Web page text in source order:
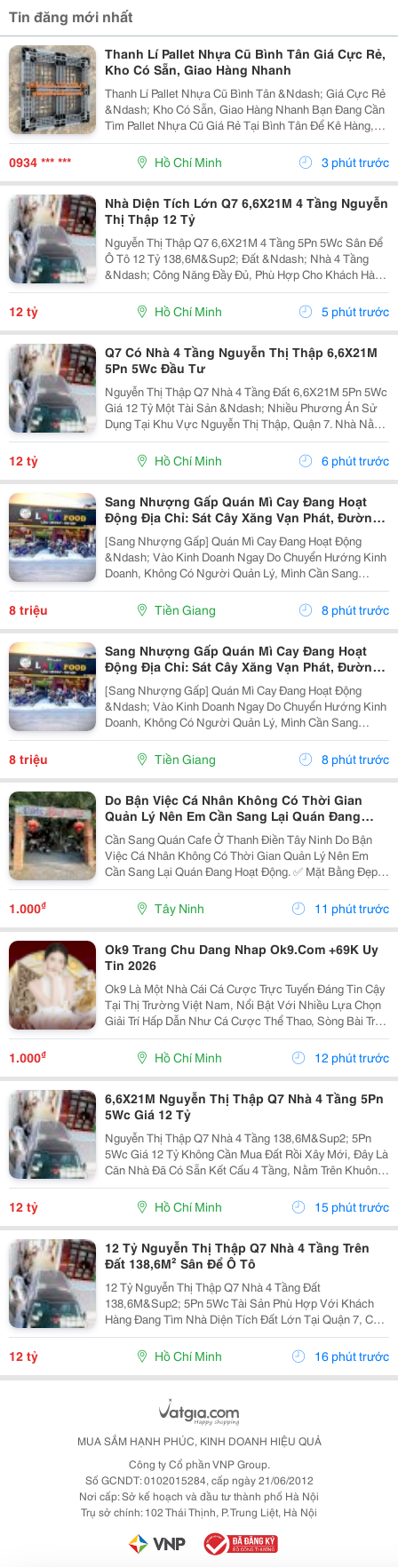
Tin đăng mới nhất
Thanh Lí Pallet Nhựa Cũ Bình Tân Giá Cực Rẻ,
Kho Có Sẵn, Giao Hàng Nhanh
Thanh Lí Pallet Nhựa Cũ Bình Tân &Ndash; Giá Cực Rẻ
&Ndash; Kho Có Sẵn, Giao Hàng Nhanh Bạn Đang Cần
Tìm Pallet Nhựa Cũ Giá Rẻ Tại Bình Tân Để Kê Hàng,
Chứa Hàng, Lưu Kho Hoặc Vận Chuyển Nhưng Muốn
Tiết Kiệm Chi Phí? Đừng Bỏ Qua Nguồn Pallet Nhựa...
0934 *** *** Hồ Chí Minh 3 phút trước
Nhà Diện Tích Lớn Q7 6,6X21M 4 Tầng Nguyễn
Thị Thập 12 Tỷ
Nguyễn Thị Thập Q7 6,6X21M 4 Tầng 5Pn 5Wc Sân Để
Ô Tô 12 Tỷ 138,6M&Sup2; Đất &Ndash; Nhà 4 Tầng
&Ndash; Công Năng Đầy Đủ, Phù Hợp Cho Khách Hàng
Mua Để Ở Hoặc Tìm Tài Sản Có Thể Khai Thác Lâu Dài
Tại Quận 7. Căn Nhà Có Khuôn Đất 6,6 X 21M, Xây
Dựng...
12 tỷ Hồ Chí Minh 5 phút trước
Q7 Có Nhà 4 Tầng Nguyễn Thị Thập 6,6X21M
5Pn 5Wc Đầu Tư
Nguyễn Thị Thập Q7 Nhà 4 Tầng Đất 6,6X21M 5Pn 5Wc
Giá 12 Tỷ Một Tài Sản &Ndash; Nhiều Phương Án Sử
Dụng Tại Khu Vực Nguyễn Thị Thập, Quận 7. Nhà Nằm
Trên Khu Đất 6,6 X 21M, Diện Tích 138,6M&Sup2;, Xây
Dựng 4 Tầng Với 5 Phòng Ngủ Và 5 Toilet. Phía...
12 tỷ Hồ Chí Minh 6 phút trước
Sang Nhượng Gấp Quán Mì Cay Đang Hoạt
Động Địa Chỉ: Sát Cây Xăng Vạn Phát, Đường
Dt876, Xã Bình Trưng, Châu Thành, Tiền
[Sang Nhượng Gấp] Quán Mì Cay Đang Hoạt Động
&Ndash; Vào Kinh Doanh Ngay Do Chuyển Hướng Kinh
Doanh, Không Có Người Quản Lý, Mình Cần Sang
Nhượng Lại Toàn Bộ Quán Mì Cay Lalafood Vĩnh Kim.
Quán Đang Hoạt Động Ổn Định, Có Lượng Khách Quen
Sẵn. Địa...
8 triệu Tiền Giang 8 phút trước
Sang Nhượng Gấp Quán Mì Cay Đang Hoạt
Động Địa Chỉ: Sát Cây Xăng Vạn Phát, Đường
Dt876, Xã Bình Trưng, Châu Thành, Tiền
[Sang Nhượng Gấp] Quán Mì Cay Đang Hoạt Động
&Ndash; Vào Kinh Doanh Ngay Do Chuyển Hướng Kinh
Doanh, Không Có Người Quản Lý, Mình Cần Sang
Nhượng Lại Toàn Bộ Quán Mì Cay Lalafood Vĩnh Kim.
Quán Đang Hoạt Động Ổn Định, Có Lượng Khách Quen
Sẵn. Địa...
8 triệu Tiền Giang 8 phút trước
Do Bận Việc Cá Nhân Không Có Thời Gian
Quản Lý Nên Em Cần Sang Lại Quán Đang
Hoạt Động Ở Thanh Điền Tây Ninh
Cần Sang Quán Cafe Ở Thanh Điền Tây Ninh Do Bận
Việc Cá Nhân Không Có Thời Gian Quản Lý Nên Em
Cần Sang Lại Quán Đang Hoạt Động. ✅ Mặt Bằng Đẹp,
Vị Trí Thuận Lợi. ✅ Có Lượng Khách Quen, Ổn Định ✅
Đầy Đủ Bàn Ghế, Trang Thiết Bị, Vào Là Có Thể...
1.000₫ Tây Ninh 11 phút trước
Ok9 Trang Chu Dang Nhap Ok9.Com +69K Uy
Tin 2026
Ok9 Là Một Nhà Cái Cá Cược Trực Tuyến Đáng Tin Cậy
Tại Thị Trường Việt Nam, Nổi Bật Với Nhiều Lựa Chọn
Giải Trí Hấp Dẫn Như Cá Cược Thể Thao, Sòng Bài Trực
Tuyến, Tài Xỉu, Các Trò Chơi Bài Đổi Thưởng Và Game
Nổ Hũ. Với Thiết Kế Giao Diện Thân Thiện,...
1.000₫ Hồ Chí Minh 12 phút trước
6,6X21M Nguyễn Thị Thập Q7 Nhà 4 Tầng 5Pn
5Wc Giá 12 Tỷ
Nguyễn Thị Thập Q7 Nhà 4 Tầng 138,6M&Sup2; 5Pn
5Wc Giá 12 Tỷ Không Cần Mua Đất Rồi Xây Mới, Đây Là
Căn Nhà Đã Có Sẵn Kết Cấu 4 Tầng, Nằm Trên Khuôn
Đất 6,6 X 21M, Tổng Diện Tích 138,6M&Sup2;. Nhà
Gồm 5 Phòng Ngủ, 5 Toilet, Phù Hợp Gia Đình Đông...
12 tỷ Hồ Chí Minh 15 phút trước
12 Tỷ Nguyễn Thị Thập Q7 Nhà 4 Tầng Trên
Đất 138,6M² Sân Để Ô Tô
12 Tỷ Nguyễn Thị Thập Q7 Nhà 4 Tầng Đất
138,6M&Sup2; 5Pn 5Wc Tài Sản Phù Hợp Với Khách
Hàng Đang Tìm Nhà Diện Tích Đất Lớn Tại Quận 7, Có
Sẵn Nhà Để Sử Dụng Và Chủ Động Khai Thác Theo
Nhu Cầu. Khuôn Đất 6,6 X 21M, Tổng Diện Tích
138,6M&Sup2;. Nhà...
12 tỷ Hồ Chí Minh 16 phút trước
MUA SẮM HẠNH PHÚC, KINH DOANH HIỆU QUẢ
Công ty Cổ phần VNP Group.
Số GCNDT: 0102015284, cấp ngày 21/06/2012
Nơi cấp: Sở kế hoạch và đầu tư thành phố Hà Nội
Trụ sở chính: 102 Thái Thịnh, P. Trung Liệt, Hà Nội